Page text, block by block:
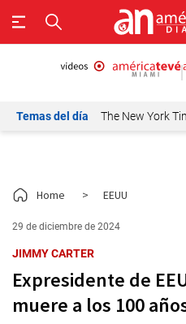
Temas del día The New York
Home > EEUU
29 de diciembre de 2024
JIMMY CARTER
Expresidente de
muere a los 100